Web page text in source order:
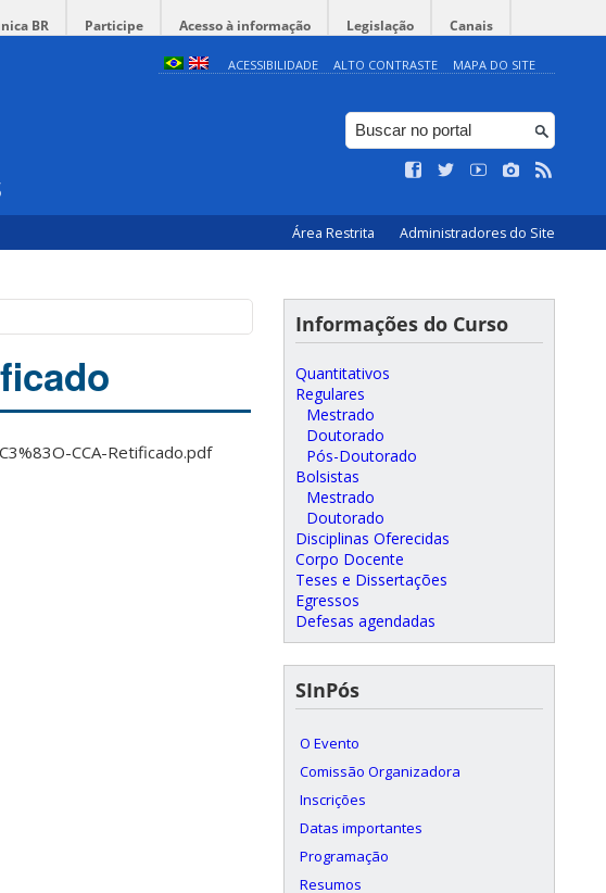
BR Participe Acesso à informação Legislação Canais
ACESSIBILIDADE ALTO CONTRASTE MAPA DO SITE
Área Restrita Administradores do Site
CCA-Retificado.pdf
Informações do Curso
Quantitativos
Regulares
Mestrado
Doutorado
Pós-Doutorado
Bolsistas
Mestrado
Doutorado
Disciplinas Oferecidas
Corpo Docente
Teses e Dissertações
Egressos
Defesas agendadas
SInPós
O Evento
Comissão Organizadora
Inscrições
Datas importantes
Programação
Resumos